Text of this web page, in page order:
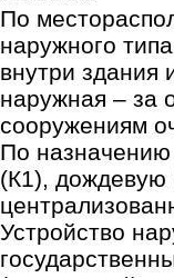
По
наружного
внутри здания
наружная – за
сооружениям
По назначению
(К1), дождевую
Устройство